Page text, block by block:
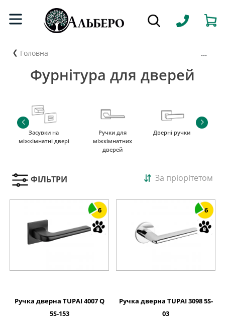
Головна ...
Фурнітура для дверей
Засувки на
міжкімнатні двері
Ручки для
міжкімнатних
дверей
Дверні ручки
ФІЛЬТРИ За пріорітетом
6
Ручка дверна TUPAI 4007 Q
5S-153
6
Ручка дверна TUPAI 3098 5S-
03